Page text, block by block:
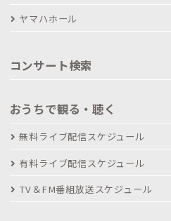
ヤマハホール
コンサート検索
おうちで観る・聴く
無料ライブ配信スケジュール
有料ライブ配信スケジュール
TV＆FM番組放送スケジュール